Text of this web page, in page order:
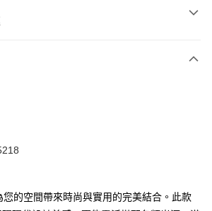
的空間帶來時尚與實用的完美結合。此款